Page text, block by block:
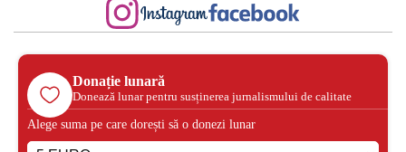
Donație lunară
Donează lunar pentru susținerea jurnalismului de calitate
Alege suma pe care dorești să o donezi lunar